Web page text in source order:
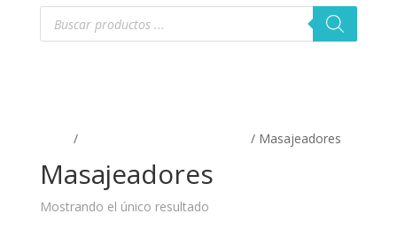
Búsqueda
productos
/ / Masajeadores
Masajeadores
Mostrando el único resultado